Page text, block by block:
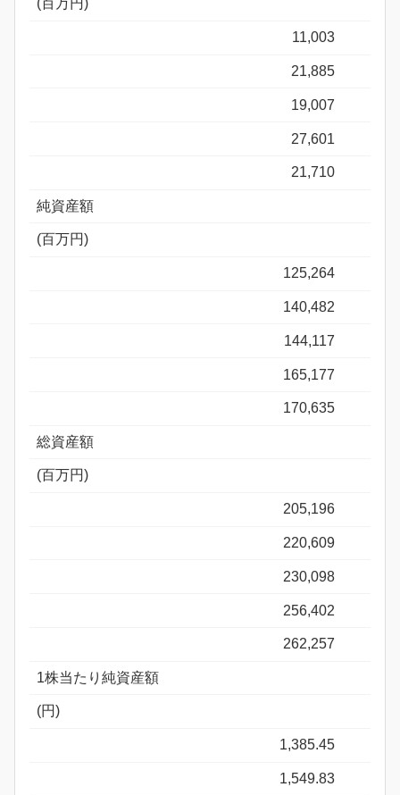
(百万円)
11,003
21,885
19,007
27,601
21,710
純資産額
(百万円)
125,264
140,482
144,117
165,177
170,635
総資産額
(百万円)
205,196
220,609
230,098
256,402
262,257
1株当たり純資産額
(円)
1,385.45
1,549.83